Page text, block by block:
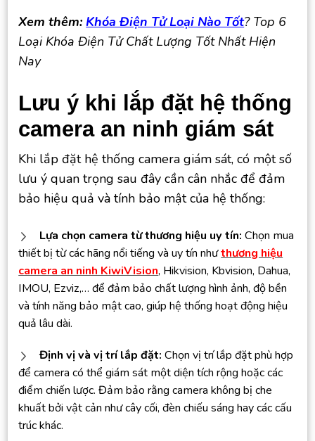
Xem thêm:Khóa Điện Tử Loại Nào Tốt? Top 6
Loại Khóa Điện Tử Chất Lượng Tốt Nhất Hiện
Nay
Lưu ý khi lắp đặt hệ thống
camera an ninh giám sát
Khi lắp đặt hệ thống camera giám sát, có một số
lưu ý quan trọng sau đây cần cân nhắc để đảm
bảo hiệu quả và tính bảo mật của hệ thống:
Lựa chọn camera từ thương hiệu uy tín: Chọn mua
thiết bị từ các hãng nổi tiếng và uy tín nhưthương hiệu
camera an ninh KiwiVision, Hikvision, Kbvision, Dahua,
IMOU, Ezviz,… để đảm bảo chất lượng hình ảnh, độ bền
và tính năng bảo mật cao, giúp hệ thống hoạt động hiệu
quả lâu dài.
Định vị và vị trí lắp đặt: Chọn vị trí lắp đặt phù hợp
để camera có thể giám sát một diện tích rộng hoặc các
điểm chiến lược. Đảm bảo rằng camera không bị che
khuất bởi vật cản như cây cối, đèn chiếu sáng hay các cấu
trúc khác.